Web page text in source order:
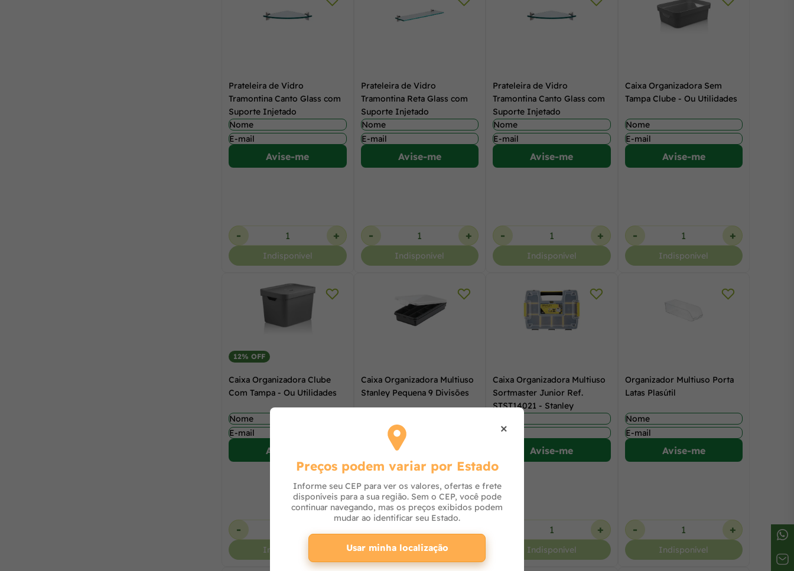
Prateleira de Vidro
Tramontina Canto Glass com
Suporte Injetado
Avise-me
- +
Indisponível
Prateleira de Vidro
Tramontina Reta Glass com
Suporte Injetado
Avise-me
- +
Indisponível
Prateleira de Vidro
Tramontina Canto Glass com
Suporte Injetado
Avise-me
- +
Indisponível
Caixa Organizadora Sem
Tampa Clube - Ou Utilidades
Avise-me
- +
Indisponível
12% OFF
Caixa Organizadora Clube
Com Tampa - Ou Utilidades
Avise-me
-
Indisponível
Caixa Organizadora Multiuso
Stanley Pequena 9 Divisões
Avise-me
Indisponível
Caixa Organizadora Multiuso
Sortmaster Junior Ref.
STST14021 - Stanley
Avise-me
+
Indisponível
Organizador Multiuso Porta
Latas Plasútil
Avise-me
- +
Indisponível
×
Preços podem variar por Estado
Informe seu CEP para ver os valores, ofertas e frete
disponíveis para a sua região. Sem o CEP, você pode
continuar navegando, mas os preços exibidos podem
mudar ao identificar seu Estado.
Usar minha localização